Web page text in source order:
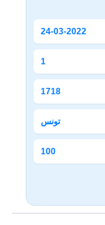
24-03-2022
1
1718
تونس
100